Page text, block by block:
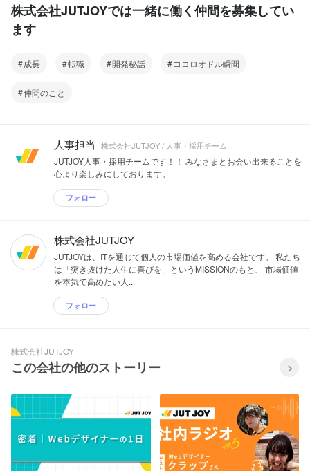
株式会社JUTJOYでは一緒に働く仲間を募集してい
ます
成長 転職 開発秘話 ココロオドル瞬間
仲間のこと
人事担当 株式会社JUTJOY / 人事・採用チーム
JUTJOY人事・採用チームです！！ みなさまとお会い出来ることを
心より楽しみにしております。
フォロー
株式会社JUTJOY
JUTJOYは、ITを通じて個人の市場価値を高める会社です。 私たち
は「突き抜けた人生に喜びを」というMISSIONのもと、 市場価値
を本気で高めたい人...
フォロー
株式会社JUTJOY
この会社の他のストーリー